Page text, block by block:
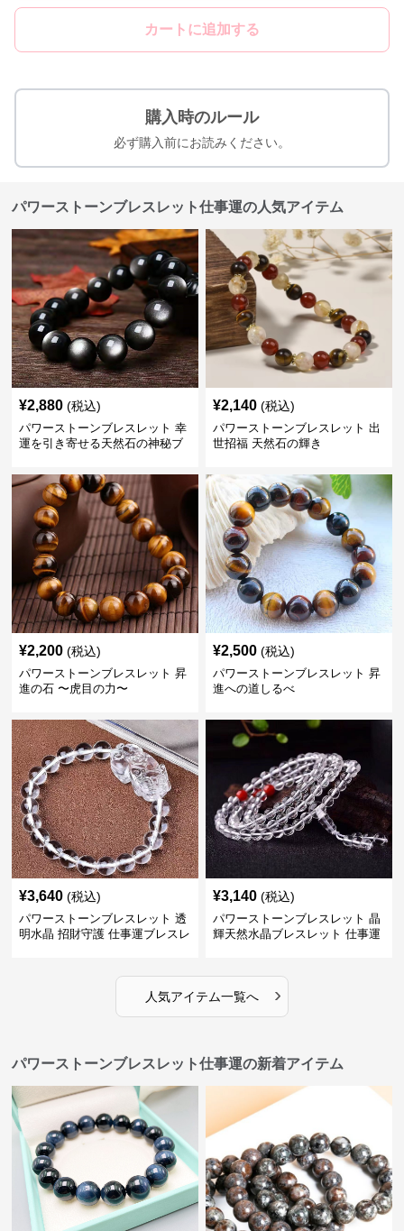
カートに追加する
購入時のルール
必ず購入前にお読みください。
パワーストーンブレスレット仕事運の人気アイテム
¥2,880 (税込)
パワーストーンブレスレット 幸
運を引き寄せる天然石の神秘ブ
¥2,140 (税込)
パワーストーンブレスレット 出
世招福 天然石の輝き
¥2,200 (税込)
パワーストーンブレスレット 昇
進の石 〜虎目の力〜
¥2,500 (税込)
パワーストーンブレスレット 昇
進への道しるべ
¥3,640 (税込)
パワーストーンブレスレット 透
明水晶 招財守護 仕事運ブレスレ
¥3,140 (税込)
パワーストーンブレスレット 晶
輝天然水晶ブレスレット 仕事運
人気アイテム一覧へ ›
パワーストーンブレスレット仕事運の新着アイテム